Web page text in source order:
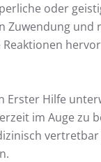
oder
Zuwendung und
Erster Hilfe
im Auge zu